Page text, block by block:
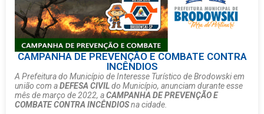
CAMPANHA DE PREVENÇÃO E COMBATE CONTRA
INCÊNDIOS
A Prefeitura do Município de Interesse Turístico de Brodowski em
união com aDEFESA CIVILdo Município, anunciam durante esse
mês de março de 2022, aCAMPANHA DE PREVENÇÃO E
COMBATE CONTRA INCÊNDIOSna cidade.